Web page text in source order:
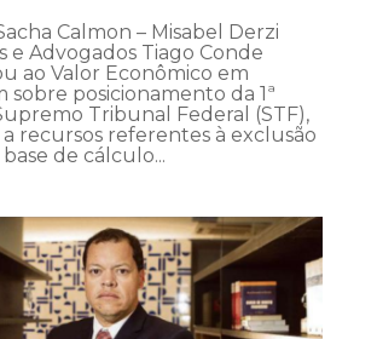
Calmon – Misabel Derzi
e Advogados Tiago Conde
ao Valor Econômico em
sobre posicionamento da 1ª
Tribunal Federal (STF),
recursos referentes à exclusão
de cálculo...